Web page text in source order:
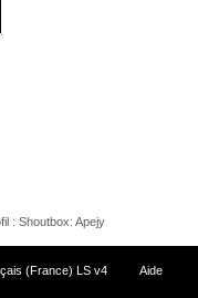
: Shoutbox: Apejy
(France) LS v4 Aide